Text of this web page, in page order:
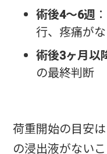
術後4〜6週
行、疼痛が
術後3ヶ月以
の最終判断
荷重開始の目安
の浸出液がない